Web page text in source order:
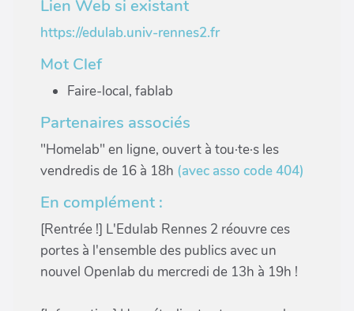
Lien Web si existant
https://edulab.univ-rennes2.fr
Mot Clef
Faire-local, fablab
Partenaires associés
"Homelab" en ligne, ouvert à tou·te·s les
vendredis de 16 à 18h (avec asso code 404)
En complément :
[Rentrée !] L'Edulab Rennes 2 réouvre ces
portes à l'ensemble des publics avec un
nouvel Openlab du mercredi de 13h à 19h !